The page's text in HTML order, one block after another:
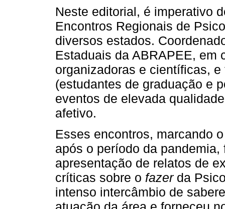
Neste editorial, é imperativo
Encontros Regionais de
diversos estados.
Estaduais da ABRAPEE, em
organizadoras e científicas,
(estudantes de graduação e
eventos de elevada
afetivo.
Esses encontros, marcando
após o período da
apresentação de relatos de
críticas sobre o fazerda
intenso intercâmbio de